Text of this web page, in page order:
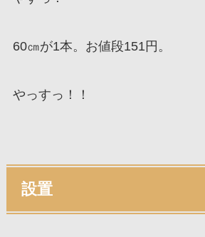
60㎝が1本。お値段151円。
やっすっ！！
設置